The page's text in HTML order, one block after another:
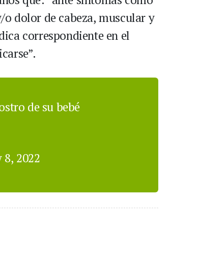
dolor de cabeza, muscular y
correspondiente en el
de su bebé
8, 2022